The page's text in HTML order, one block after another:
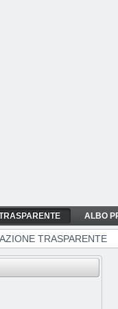
ALBO
TRASPARENTE